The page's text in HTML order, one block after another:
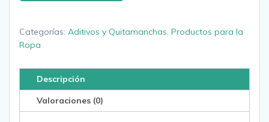
Categorías: Aditivos y Quitamanchas, Productos para la
Ropa
Descripción
Valoraciones (0)